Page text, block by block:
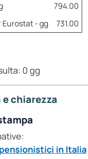
794.00
- gg
731.00
0 gg
chiarezza
in Italia